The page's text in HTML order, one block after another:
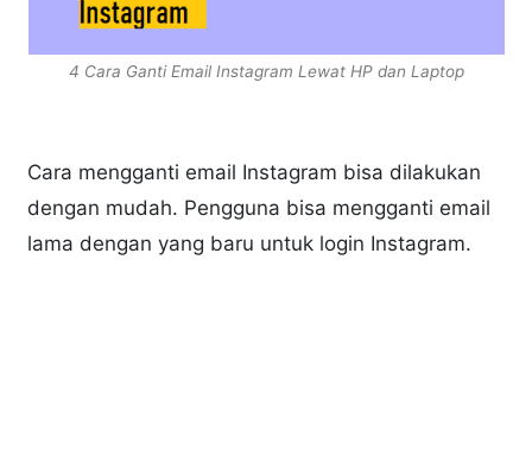
4 Cara Ganti Email Instagram Lewat HP dan Laptop
Cara mengganti email Instagram bisa dilakukan
dengan mudah. Pengguna bisa mengganti email
lama dengan yang baru untuk login Instagram.